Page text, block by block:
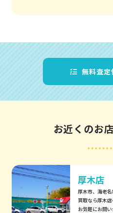
無料査定
お近くのお
厚木店
厚木市、海老
買取なら厚木店
お気軽にお問い